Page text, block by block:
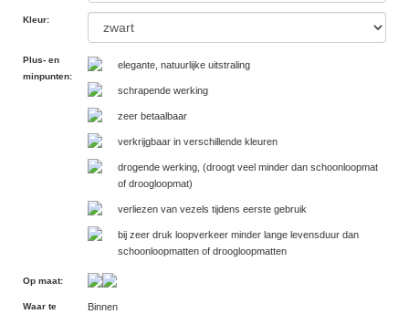
Kleur:
Plus- en
minpunten:
elegante, natuurlijke uitstraling
schrapende werking
zeer betaalbaar
verkrijgbaar in verschillende kleuren
drogende werking, (droogt veel minder dan schoonloopmat
of droogloopmat)
verliezen van vezels tijdens eerste gebruik
bij zeer druk loopverkeer minder lange levensduur dan
schoonloopmatten of droogloopmatten
Op maat:
Waar te
Binnen